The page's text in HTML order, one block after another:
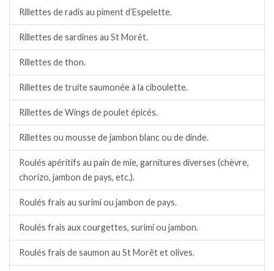
Rillettes de radis au piment d’Espelette.
Rillettes de sardines au St Morêt.
Rillettes de thon.
Rillettes de truite saumonée à la ciboulette.
Rillettes de Wings de poulet épicés.
Rillettes ou mousse de jambon blanc ou de dinde.
Roulés apéritifs au pain de mie, garnitures diverses (chèvre,
chorizo, jambon de pays, etc.).
Roulés frais au surimi ou jambon de pays.
Roulés frais aux courgettes, surimi ou jambon.
Roulés frais de saumon au St Morêt et olives.